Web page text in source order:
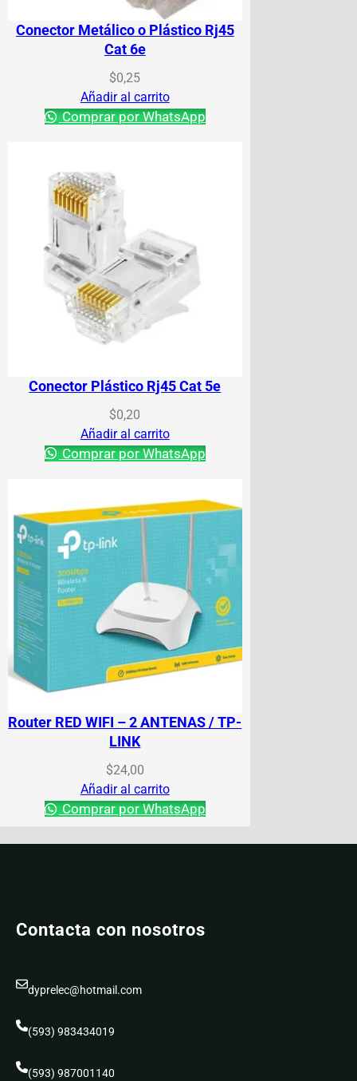
Conector Metálico o Plástico Rj45
Cat 6e
$0,25
Añadir al carrito
Comprar por WhatsApp
Conector Plástico Rj45 Cat 5e
$0,20
Añadir al carrito
Comprar por WhatsApp
Router RED WIFI – 2 ANTENAS / TP-
LINK
$24,00
Añadir al carrito
Comprar por WhatsApp
Contacta con nosotros
dyprelec@hotmail.com
(593) 983434019
(593) 987001140